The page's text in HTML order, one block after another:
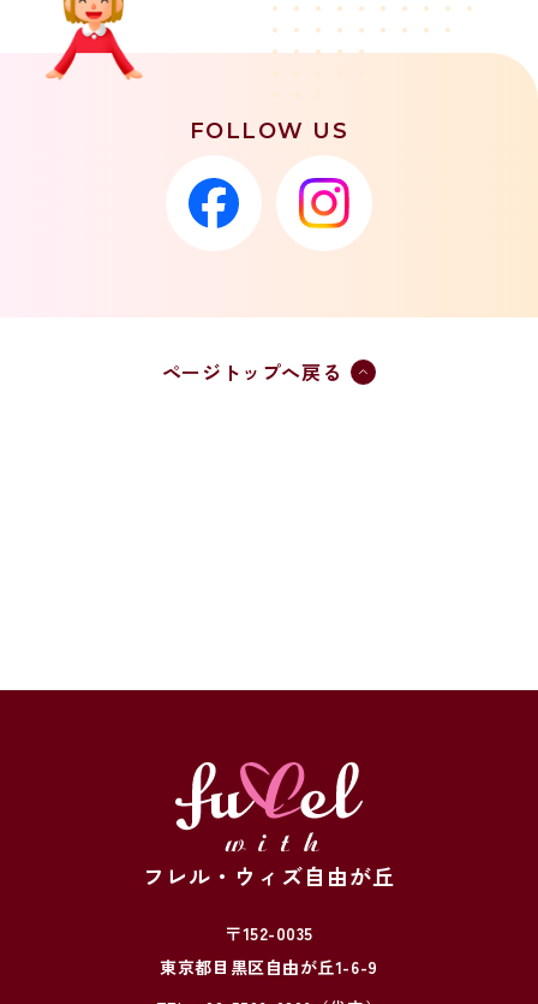
FOLLOW US
ページトップへ戻る
フレル・ウィズ自由が丘
〒152-0035
東京都目黒区自由が丘1-6-9